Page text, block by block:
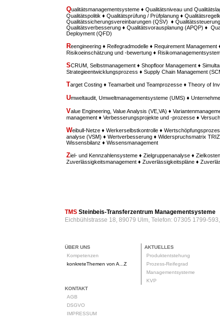
Qualitätsmanagementsysteme ♦ Qualitätsniveau und
Qualitätspolitik ♦ Qualitätsprüfung / Prüfplanung ♦
Qualitätssicherungsvereinbarungen (QSV) ♦
Qualitätsverbesserung ♦ Qualitätsvorausplanung (APQP) ♦
Deployment (QFD)
Reengineering ♦ Reifegradmodelle ♦ Requirement
Risikoeinschätzung und -bewertung ♦
SCRUM, Selbstmanagement ♦ Shopfloor Management ♦
Strategieentwicklungsprozess ♦ Supply Chain Management
Target Costing ♦ Teamarbeit und Teamprozesse ♦ Theory of
Umweltaudit, Umweltmanagementsysteme (UMS) ♦
Value Engineering, Value Analysis (VE,VA) ♦
management ♦ Verbesserungsprojekte und -prozesse ♦
Weibull-Netze ♦ Werkerselbstkontrolle ♦
analyse (VSM) ♦ Wertverbesserung ♦ Widerspruchsmatrix
Wissensbilanz ♦ Wissensmanagement
Ziel- und Kennzahlensysteme ♦ Zielgruppenanalyse ♦
Zuverlässigkeitsmanagement ♦ Zuverlässigkeitspläne ♦
TMS Steinbeis-Transferzentrum Managementsysteme
Eichbühlstrasse 18, 89079 Ulm, Telefon: 07305 1799-
ÜBER UNS
Kompetenzen
konkreteThemen von A...Z
AKTUELLES
Produktentstehung
Prozess-Reifegrad
Managementsysteme
KVP
KONTAKT
AGB
DSGVO
IMPRESSUM